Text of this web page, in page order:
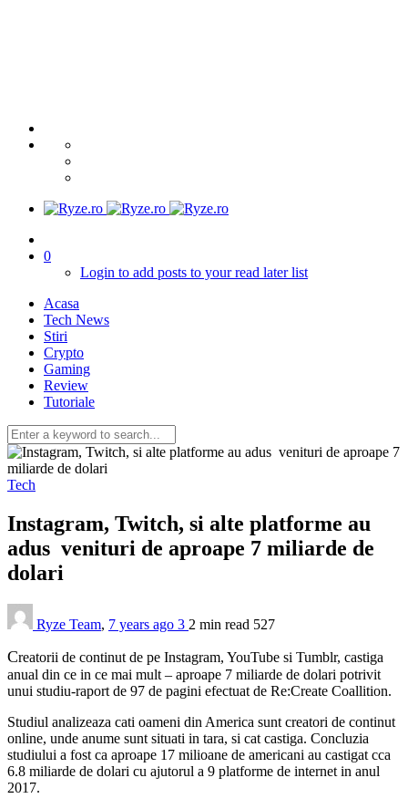
0
Login to add posts to your read later list
Acasa
Tech News
Stiri
Crypto
Gaming
Review
Tutoriale
Tech
Instagram, Twitch, si alte platforme au
adus venituri de aproape 7 miliarde de
dolari
Ryze Team, 7 years ago 3 2 min read 527
Creatorii de continut de pe Instagram, YouTube si Tumblr, castiga
anual din ce in ce mai mult – aproape 7 miliarde de dolari potrivit
unui studiu-raport de 97 de pagini efectuat de Re:Create Coallition.
Studiul analizeaza cati oameni din America sunt creatori de continut
online, unde anume sunt situati in tara, si cat castiga. Concluzia
studiului a fost ca aproape 17 milioane de americani au castigat cca
6.8 miliarde de dolari cu ajutorul a 9 platforme de internet in anul
2017.